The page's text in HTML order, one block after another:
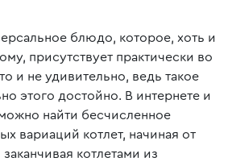
блюдо, которое, хоть и
присутствует практически во
и не удивительно, ведь такое
этого достойно. В интернете и
найти бесчисленное
вариаций котлет, начиная от
котлетами из